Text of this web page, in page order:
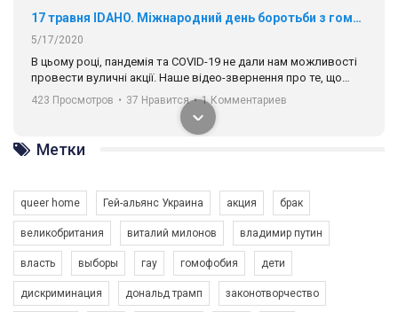
17 травня IDAHO. Міжнародний день боротьби з гомофобією трансфобією і біфобія.
5/17/2020
В цьому році, пандемія та COVІD-19 не дали нам можливості
провести вуличні акції. Наше відео-звернення про те, що
навіть коли ми у різних містах та не можемо зустрінеться, ми
разом. Ми закликаємо всіх хто поділяє цінності рівності та
солідарності, приєднатися до нас. Регіональні підрозділи
ГАУ є в 16 областях України.
Разом наш голос лунає гучніше!
423 Просмотров • 37 Нравится • 1 Комментариев
Метки
queer home Гей-альянс Украина акция брак
великобритания виталий милонов владимир путин
власть выборы гау гомофобия дети
дискриминация дональд трамп законотворчество